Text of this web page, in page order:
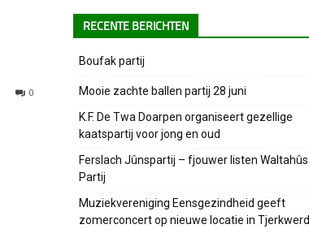
0
RECENTE BERICHTEN
Boufak partij
Mooie zachte ballen partij 28 juni
K.F. De Twa Doarpen organiseert gezellige
kaatspartij voor jong en oud
Ferslach Jûnspartij – fjouwer listen Waltahûs
Partij
Muziekvereniging Eensgezindheid geeft
zomerconcert op nieuwe locatie in Tjerkwerd